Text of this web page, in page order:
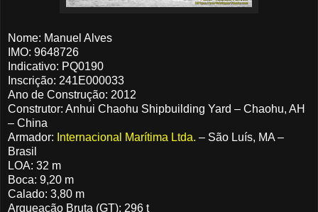
Nome: Manuel Alves
IMO: 9648726
Indicativo: PQ0190
Inscrição: 241E000033
Ano de Construção: 2012
Construtor: Anhui Chaohu Shipbuilding Yard – Chaohu, AH
– China
Armador: Internacional Marítima Ltda. – São Luís, MA –
Brasil
LOA: 32 m
Boca: 9,20 m
Calado: 3,80 m
Arqueação Bruta (GT): 296 t